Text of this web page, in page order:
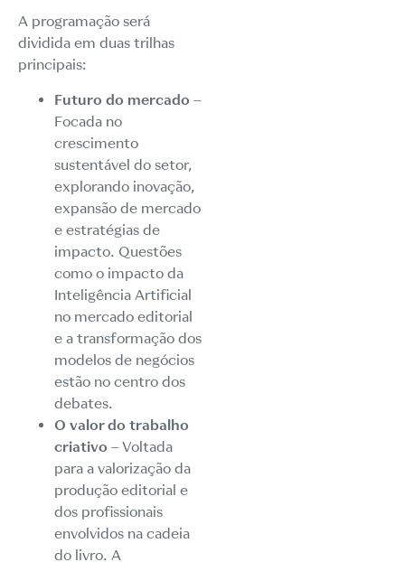
A programação será
dividida em duas trilhas
principais:
Futuro do mercado –
Focada no
crescimento
sustentável do setor,
explorando inovação,
expansão de mercado
e estratégias de
impacto. Questões
como o impacto da
Inteligência Artificial
no mercado editorial
e a transformação dos
modelos de negócios
estão no centro dos
debates.
O valor do trabalho
criativo – Voltada
para a valorização da
produção editorial e
dos profissionais
envolvidos na cadeia
do livro. A